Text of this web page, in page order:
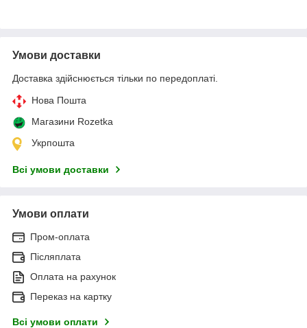
Умови доставки
Доставка здійснюється тільки по передоплаті.
Нова Пошта
Магазини Rozetka
Укрпошта
Всі умови доставки
Умови оплати
Пром-оплата
Післяплата
Оплата на рахунок
Переказ на картку
Всі умови оплати